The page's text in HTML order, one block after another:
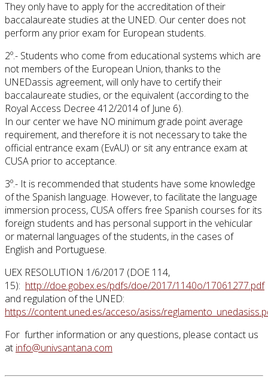
They only have to apply for the accreditation of their
baccalaureate studies at the UNED. Our center does not
perform any prior exam for European students.
2º.- Students who come from educational systems which are
not members of the European Union, thanks to the
UNEDassis agreement, will only have to certify their
baccalaureate studies, or the equivalent (according to the
Royal Access Decree 412/2014 of June 6).
In our center we have NO minimum grade point average
requirement, and therefore it is not necessary to take the
official entrance exam (EvAU) or sit any entrance exam at
CUSA prior to acceptance.
3º.- It is recommended that students have some knowledge
of the Spanish language. However, to facilitate the language
immersion process, CUSA offers free Spanish courses for its
foreign students and has personal support in the vehicular
or maternal languages of the students, in the cases of
English and Portuguese.
UEX RESOLUTION 1/6/2017 (DOE 114,
15): http://doe.gobex.es/pdfs/doe/2017/1140o/17061277.pdf
and regulation of the UNED:
https://content.uned.es/acceso/asiss/
For further information or any questions, please contact us
at info@univsantana.com